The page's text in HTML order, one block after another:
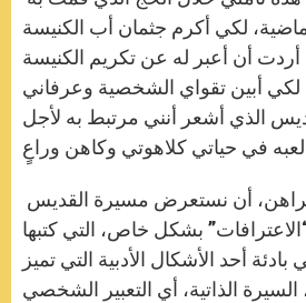
لكي أكرم جثمان أب الكنيسة
أردت أن أعبر له عن تكريم الكنيسة
لكي أبين تقواي الشخصية وعرفاني
الذي أشعر أنني مرتبط به لأجل
بشكل خاص، التي كتبها
أحد الأشكال الأدبية التي تميز
الذاتية، أي التعبير الشخصي